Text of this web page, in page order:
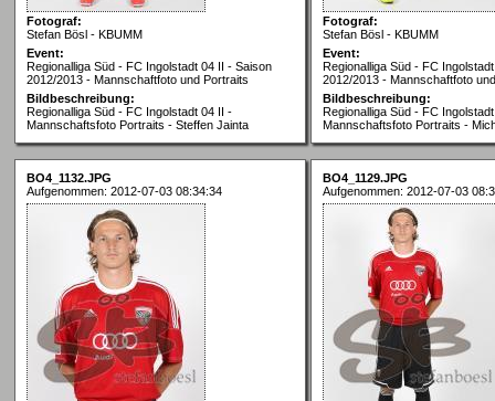
Fotograf:
Stefan Bösl - KBUMM
Event:
Regionalliga Süd - FC Ingolstadt 04 II - Saison
2012/2013 - Mannschaftfoto und Portraits
Bildbeschreibung:
Regionalliga Süd - FC Ingolstadt 04 II -
Mannschaftsfoto Portraits - Steffen Jainta
Fotograf:
Stefan Bösl - KBUMM
Event:
Regionalliga Süd - FC
2012/2013 - Mannschaftfoto
Bildbeschreibung:
Regionalliga Süd - FC
Mannschaftsfoto Portraits -
BO4_1132.JPG
Aufgenommen: 2012-07-03 08:34:34
BO4_1129.JPG
Aufgenommen: 2012-07-03